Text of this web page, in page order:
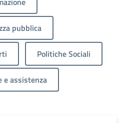
pubblica
Politiche Sociali
e assistenza